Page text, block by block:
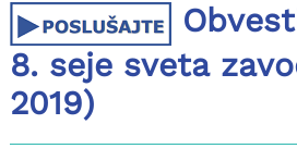
8. seje sveta
2019)